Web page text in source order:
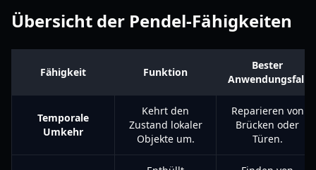
Übersicht der Pendel-Fähigkeiten
Fähigkeit Funktion
Bester
Anwendungsfall
Temporale
Umkehr
Kehrt den
Zustand lokaler
Objekte um.
Reparieren von
Brücken oder
Türen.